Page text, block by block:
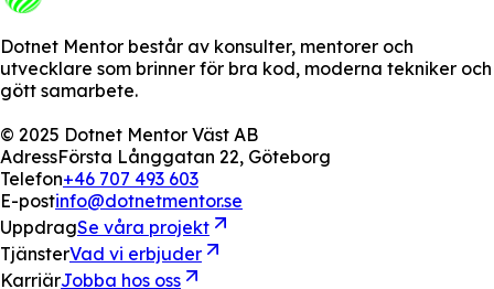
Dotnet Mentor består av konsulter, mentorer och
utvecklare som brinner för bra kod, moderna tekniker och
gött samarbete.
© 2025 Dotnet Mentor Väst AB
AdressFörsta Långgatan 22, Göteborg
Telefon+46 707 493 603
E-postinfo@dotnetmentor.se
UppdragSe våra projekt
TjänsterVad vi erbjuder
KarriärJobba hos oss